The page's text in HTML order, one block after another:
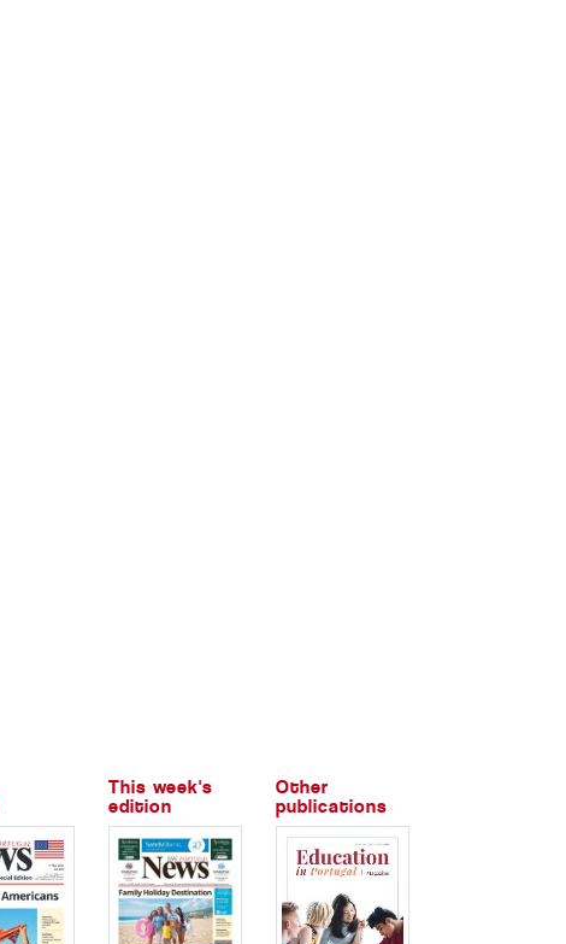
This week's
edition
Other
publications